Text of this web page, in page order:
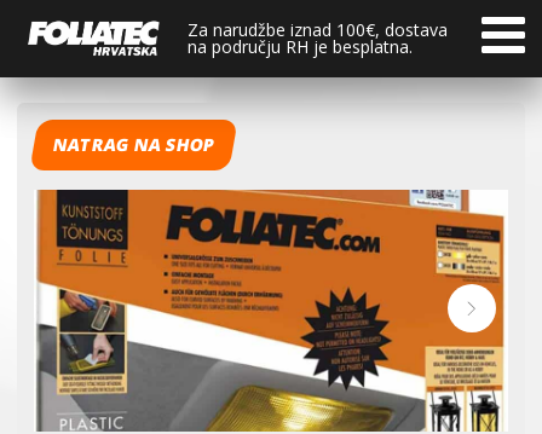
Za narudžbe iznad 100€, dostava
na području RH je besplatna.
NATRAG NA SHOP